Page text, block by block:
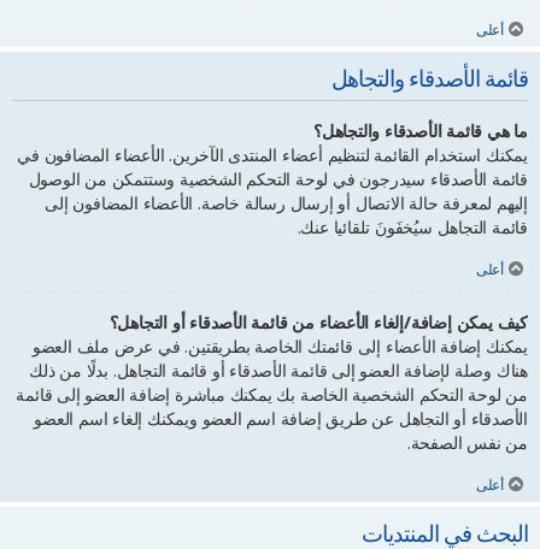
أعلى
قائمة الأصدقاء والتجاهل
ما هي قائمة الأصدقاء والتجاهل؟
يمكنك استخدام القائمة لتنظيم أعضاء المنتدى الآخرين. الأعضاء المضافون في
قائمة الأصدقاء سيدرجون في لوحة التحكم الشخصية وستتمكن من الوصول
إليهم لمعرفة حالة الاتصال أو إرسال رسالة خاصة. الأعضاء المضافون إلى
قائمة التجاهل سيُخفَونَ تلقائيا عنك.
أعلى
كيف يمكن إضافة/إلغاء الأعضاء من قائمة الأصدقاء أو التجاهل؟
يمكنك إضافة الأعضاء إلى قائمتك الخاصة بطريقتين. في عرض ملف العضو
هناك وصلة لإضافة العضو إلى قائمة الأصدقاء أو قائمة التجاهل. بدلًا من ذلك
من لوحة التحكم الشخصية الخاصة بك يمكنك مباشرة إضافة العضو إلى قائمة
الأصدقاء أو التجاهل عن طريق إضافة اسم العضو ويمكنك إلغاء اسم العضو
من نفس الصفحة.
أعلى
البحث في المنتديات